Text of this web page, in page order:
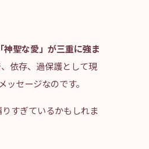
神聖な愛」が三重に強ま
依存、過保護として現
セージなのです。
すぎているかもしれま